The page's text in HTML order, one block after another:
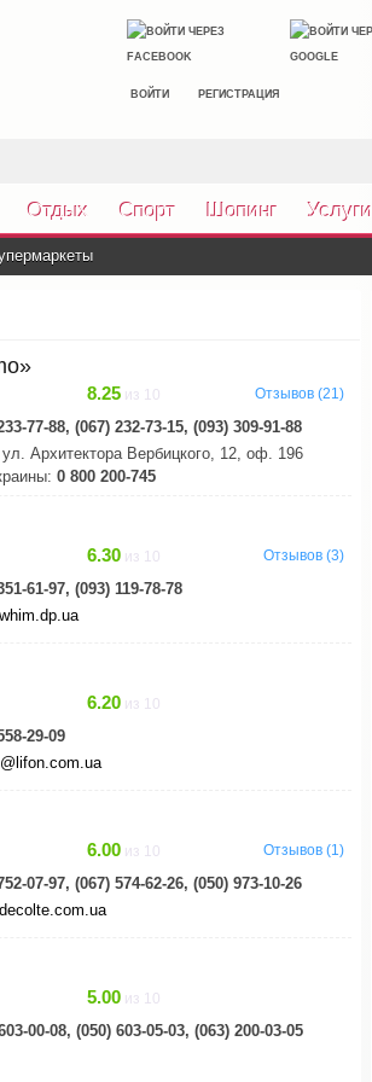
ВОЙТИ РЕГИСТРАЦИЯ
Отдых Спорт Шопинг Услуги
8.25из 10 Отзывов (21)
77-88, (067) 232-73-15, (093) 309-91-88
ул. Архитектора Вербицкого, 12, оф. 196
0 800 200-745
6.30из 10 Отзывов (3)
61-97, (093) 119-78-78
6.20из 10
29-09
6.00из 10 Отзывов (1)
07-97, (067) 574-62-26, (050) 973-10-26
5.00из 10
00-08, (050) 603-05-03, (063) 200-03-05